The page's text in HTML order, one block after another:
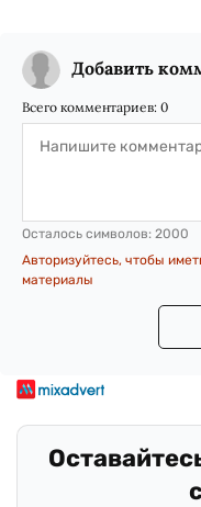
Добавить
Всего комментариев: 0
Осталось символов: 2000
Авторизуйтесь, чтобы
материалы